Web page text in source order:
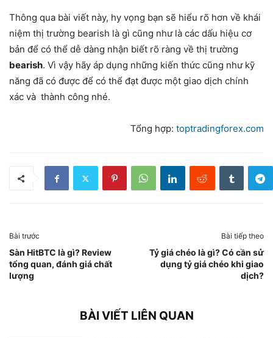
Thông qua bài viết này, hy vọng bạn sẽ hiểu rõ hơn về khái
niệm thị trường bearish là gì cũng như là các dấu hiệu cơ
bản để có thể dễ dàng nhận biết rõ ràng về thị trường
bearish. Vì vậy hãy áp dụng những kiến thức cũng như kỹ
năng đã có được để có thể đạt được một giao dịch chính
xác và thành công nhé.
Tổng hợp: toptradingforex.com
Bài trước
Sàn HitBTC là gì? Review
tổng quan, đánh giá chất
lượng
Bài tiếp theo
Tỷ giá chéo là gì? Có cần sử
dụng tỷ giá chéo khi giao
dịch?
BÀI VIẾT LIÊN QUAN